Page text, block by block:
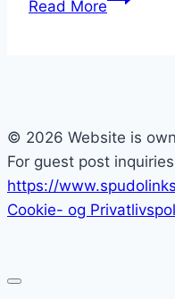
Read More
© 2026 Website is
For guest post
https://
Cookie- og